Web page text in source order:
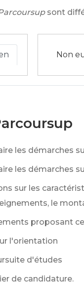
sont
Non
les démarches
les démarches
sur les
le
proposant
l'orientation
d'études
de candidature.